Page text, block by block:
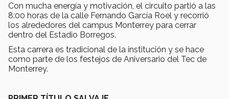
Con mucha energía y motivación, el circuito partió a las
8:00 horas de la calle Fernando García Roel y recorrió
los alrededores del campus Monterrey para cerrar
dentro del Estadio Borregos.
Esta carrera es tradicional de la institución y se hace
como parte de los festejos de Aniversario del Tec de
Monterrey.